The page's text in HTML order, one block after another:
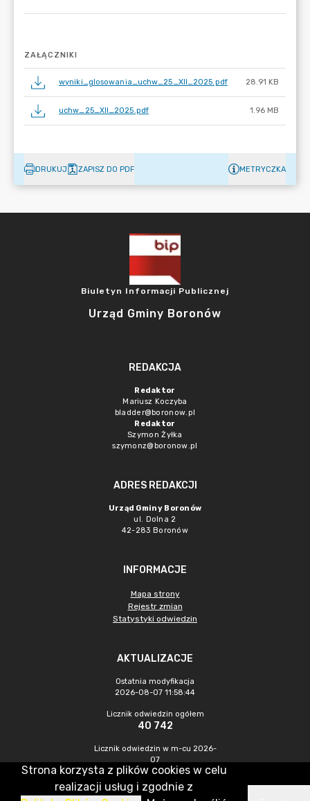
ZAŁĄCZNIKI
wyniki_glosowania_uchw_25_XII_2025.pdf 28.91 KB
uchw_25_XII_2025.pdf 1.96 MB
DRUKUJ ZAPISZ DO PDF METRYCZKA
Biuletyn Informacji Publicznej
Urząd Gminy Boronów
REDAKCJA
Redaktor
Mariusz Koczyba
bladder@boronow.pl
Redaktor
Szymon Żyłka
szymonz@boronow.pl
ADRES REDAKCJI
Urząd Gminy Boronów
ul. Dolna 2
42-283 Boronów
INFORMACJE
Mapa strony
Rejestr zmian
Statystyki odwiedzin
AKTUALIZACJE
Ostatnia modyfikacja
2026-08-07 11:58:44
Licznik odwiedzin ogółem
40 742
Licznik odwiedzin w m-cu 2026-
07
379
Strona korzysta z plików cookies w celu
realizacji usług i zgodnie z